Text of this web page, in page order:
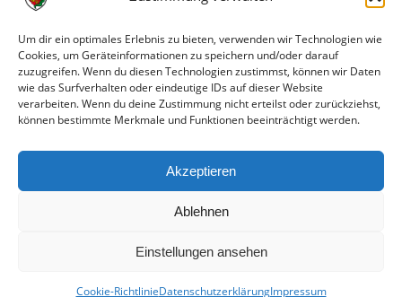
Um dir ein optimales Erlebnis zu bieten, verwenden wir Technologien wie
Cookies, um Geräteinformationen zu speichern und/oder darauf
zuzugreifen. Wenn du diesen Technologien zustimmst, können wir Daten
wie das Surfverhalten oder eindeutige IDs auf dieser Website
verarbeiten. Wenn du deine Zustimmung nicht erteilst oder zurückziehst,
können bestimmte Merkmale und Funktionen beeinträchtigt werden.
Akzeptieren
Ablehnen
Einstellungen ansehen
Cookie-RichtlinieDatenschutzerklärungImpressum
30. Juli 2026
Deine Spielminute: 89+1
28. Juli 2026
Neuer Rückensponsor
Neue Podcast-Folge: So tickt Björn!
27. Juli 2026